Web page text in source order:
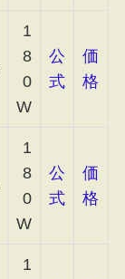
1
8
0
W
公
式
価
格
1
8
0
W
公
式
価
格
1